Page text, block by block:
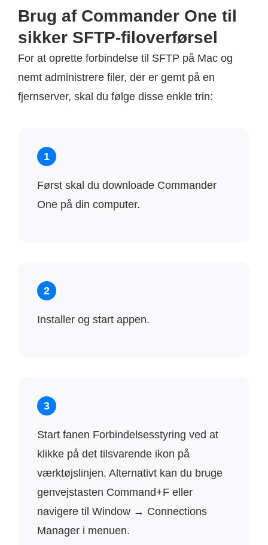
Brug af Commander One til
sikker SFTP-filoverførsel
For at oprette forbindelse til SFTP på Mac og
nemt administrere filer, der er gemt på en
fjernserver, skal du følge disse enkle trin:
1
Først skal du downloade Commander
One på din computer.
2
Installer og start appen.
3
Start fanen Forbindelsesstyring ved at
klikke på det tilsvarende ikon på
værktøjslinjen. Alternativt kan du bruge
genvejstasten Command+F eller
navigere til Window → Connections
Manager i menuen.